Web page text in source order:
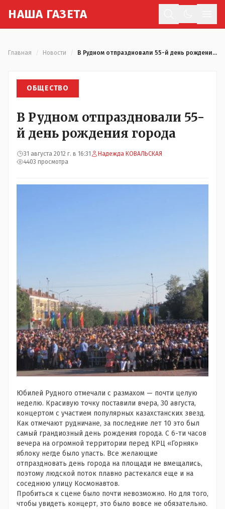
НАША ГАЗЕТА
Главная Новости В Рудном отпраздновали 55-й день рождения города
ОБЩЕСТВО
В Рудном отпраздновали 55-
й день рождения города
31 августа 2012 г. в 16:31
Надежда КОВАЛЬСКАЯ
4403 просмотра
Юбилей Рудного отмечали с размахом — почти целую
неделю. Красивую точку поставили вчера, 30 августа,
концертом с участием популярных казахстанских звезд.
Как отмечают рудничане, за последние лет 10 это был
самый грандиозный день рождения города. С 6-ти часов
вечера на огромной территории перед КРЦ «Горняк»
яблоку негде было упасть. Все желающие
отпраздновать день города на площади не вмещались,
поэтому людской поток плавно растекался еще и на
соседнюю улицу Космонавтов.
Пробиться к сцене было почти невозможно. Но для того,
чтобы увидеть концерт, это было вовсе не обязательно.